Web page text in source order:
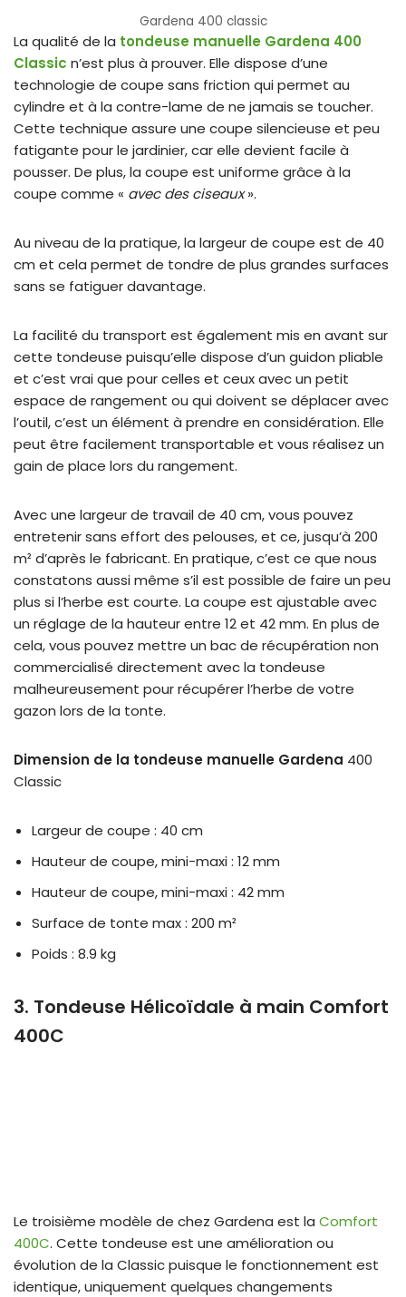
Gardena 400 classic
La qualité de la tondeuse manuelle Gardena 400
Classic n’est plus à prouver. Elle dispose d’une
technologie de coupe sans friction qui permet au
cylindre et à la contre-lame de ne jamais se toucher.
Cette technique assure une coupe silencieuse et peu
fatigante pour le jardinier, car elle devient facile à
pousser. De plus, la coupe est uniforme grâce à la
coupe comme « avec des ciseaux».
Au niveau de la pratique, la largeur de coupe est de 40
cm et cela permet de tondre de plus grandes surfaces
sans se fatiguer davantage.
La facilité du transport est également mis en avant sur
cette tondeuse puisqu’elle dispose d’un guidon pliable
et c’est vrai que pour celles et ceux avec un petit
espace de rangement ou qui doivent se déplacer avec
l’outil, c’est un élément à prendre en considération. Elle
peut être facilement transportable et vous réalisez un
gain de place lors du rangement.
Avec une largeur de travail de 40 cm, vous pouvez
entretenir sans effort des pelouses, et ce, jusqu’à 200
m² d’après le fabricant. En pratique, c’est ce que nous
constatons aussi même s’il est possible de faire un peu
plus si l’herbe est courte. La coupe est ajustable avec
un réglage de la hauteur entre 12 et 42 mm. En plus de
cela, vous pouvez mettre un bac de récupération non
commercialisé directement avec la tondeuse
malheureusement pour récupérer l’herbe de votre
gazon lors de la tonte.
Dimension de la tondeuse manuelle Gardena 400
Classic
Largeur de coupe : 40 cm
Hauteur de coupe, mini-maxi : 12 mm
Hauteur de coupe, mini-maxi : 42 mm
Surface de tonte max : 200 m²
Poids : 8.9 kg
3. Tondeuse Hélicoïdale à main Comfort
400C
Le troisième modèle de chez Gardena est la Comfort
400C. Cette tondeuse est une amélioration ou
évolution de la Classic puisque le fonctionnement est
identique, uniquement quelques changements